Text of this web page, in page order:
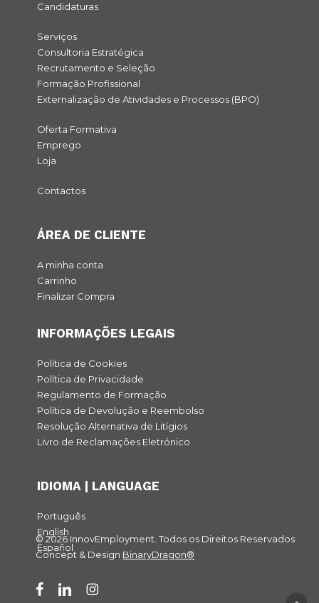
Candidaturas
Serviços
Consultoria Estratégica
Recrutamento e Seleção
Formação Profissional
Externalização de Atividades e Processos (BPO)
Oferta Formativa
Emprego
Loja
Contactos
ÁREA DE CLIENTE
A minha conta
Carrinho
Finalizar Compra
INFORMAÇÕES LEGAIS
Política de Cookies
Política de Privacidade
Regulamento de Formação
Política de Devolução e Reembolso
Resolução Alternativa de Litígios
Livro de Reclamações Eletrónico
IDIOMA | LANGUAGE
Português
English
Español
© 2026 InnovEmployment. Todos os Direitos Reservados
Concept & Design BinaryDragon®
facebooklinkedininstagram